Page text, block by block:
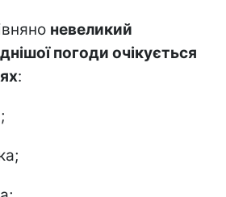
невеликий
погоди очікується
: